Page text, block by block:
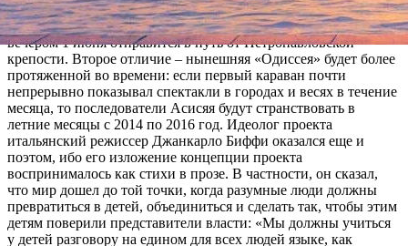
С той разницей, что в этот раз театры будут путешествовать
не на колесах, а на паруснике Hoppet, который поздним
вечером 1 июня отправится в путь от Петропавловской
крепости. Второе отличие – нынешняя «Одиссея» будет более
протяженной во времени: если первый караван почти
непрерывно показывал спектакли в городах и весях в течение
месяца, то последователи Асисяя будут странствовать в
летние месяцы с 2014 по 2016 год. Идеолог проекта
итальянский режиссер Джанкарло Биффи оказался еще и
поэтом, ибо его изложение концепции проекта
воспринималось как стихи в прозе. В частности, он сказал,
что мир дошел до той точки, когда разумные люди должны
превратиться в детей, объединиться и сделать так, чтобы этим
детям поверили представители власти: «Мы должны учиться
у детей разговору на едином для всех людей языке, как